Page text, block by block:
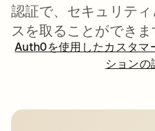
認証で、セキュリテ
スを取ることができま
Auth0を使用したカスタマ
ションの